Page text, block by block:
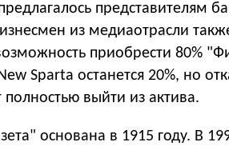
представителям
из медиаотрасли
приобрести 80%
Sparta останется 20%, но
полностью выйти из актива.
основана в 1915 году. В